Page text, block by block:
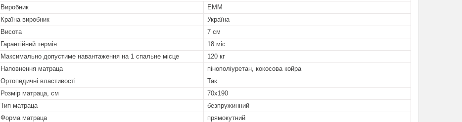
Виробник
ЕММ
Країна виробник
Україна
Висота
7 см
Гарантійний термін
18 міс
Максимально допустиме навантаження на 1 спальне місце
120 кг
Наповнення матраца
пінополіуретан, кокосова койра
Ортопедичні властивості
Так
Розмір матраца, см
70х190
Тип матраца
безпружинний
Форма матраца
прямокутний